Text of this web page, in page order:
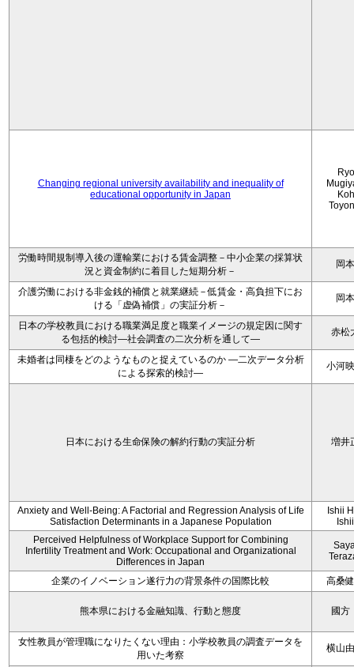
Changing regional university availability and inequality of
educational opportunity in Japan
労働時間規制導入後の運輸業における賃金調整－中小企業の採算状
況と資金制約に着目した短期分析－
岡
介護労働における非金銭的補償と就業継続－低賃金・高負担下にお
ける「虚偽補償」の実証分析－
岡
日本の学校教員における職業満足度と職業イメージの規定因に関す
る包括的検討―社会調査の二次分析を通して―
赤松
未婚者は同棲をどのようなものと捉えているのか —二次データ分析
による探索的検討—
小河
日本における生命保険の解約行動の実証分析 増井
Anxiety and Well-Being: A Factorial and Regression Analysis of Life
Satisfaction Determinants in a Japanese Population
Ishii
Perceived Helpfulness of Workplace Support for Combining
Infertility Treatment and Work: Occupational and Organizational
Differences in Japan
企業のイノベーション遂行力の背景条件の国際比較 高桑
熊本県における金融知識、行動と態度 國
女性教員が管理職になりたくない理由：小学校教員の調査データを
用いた考察
横山